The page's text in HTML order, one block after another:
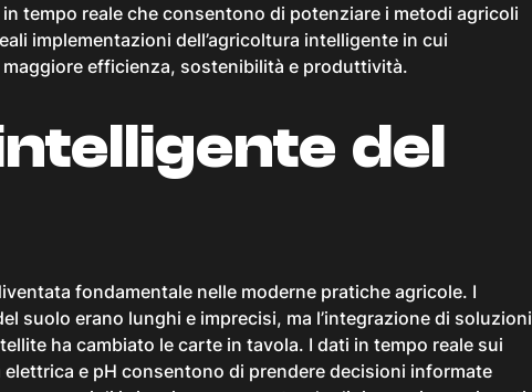
tempo reale che consentono di potenziare i metodi agricoli
implementazioni dell’agricoltura intelligente in cui
maggiore efficienza, sostenibilità e produttività.
del
fondamentale nelle moderne pratiche agricole. I
suolo erano lunghi e imprecisi, ma l’integrazione di soluzioni
ha cambiato le carte in tavola. I dati in tempo reale sui
e pH consentono di prendere decisioni informate